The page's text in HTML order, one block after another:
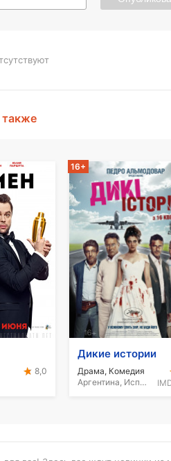
8,0
16+
Дикие истории
Драма, Комедия
Аргентина, Испания, 2014